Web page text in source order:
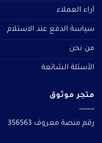
آراء العملاء
سياسة الدفع عند الاستلام
من نحن
الأسئلة الشائعة
متجر موثوق
رقم منصة معروف 356563